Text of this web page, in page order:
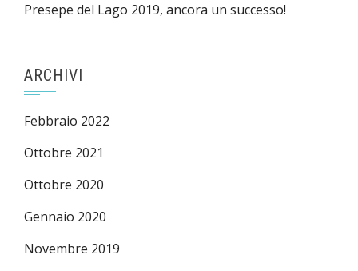
Presepe del Lago 2019, ancora un successo!
ARCHIVI
Febbraio 2022
Ottobre 2021
Ottobre 2020
Gennaio 2020
Novembre 2019